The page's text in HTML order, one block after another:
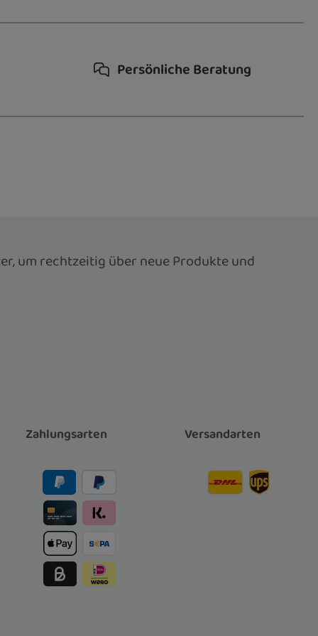
Persönliche Beratung
um rechtzeitig über neue Produkte und
Zahlungsarten Versandarten